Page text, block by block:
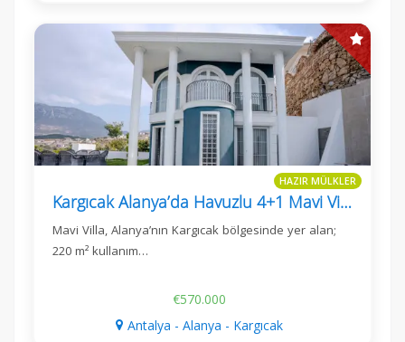
HAZIR MÜLKLER
Kargıcak Alanya’da Havuzlu 4+1 Mavi Villa
Mavi Villa, Alanya’nın Kargıcak bölgesinde yer alan;
220 m² kullanım…
€570.000
Antalya - Alanya - Kargıcak